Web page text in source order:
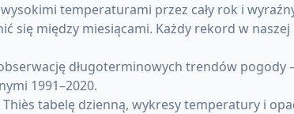
temperaturami przez cały rok i
się między miesiącami. Każdy rekord w
długoterminowych trendów
1991–2020.
tabelę dzienną, wykresy temperatury i